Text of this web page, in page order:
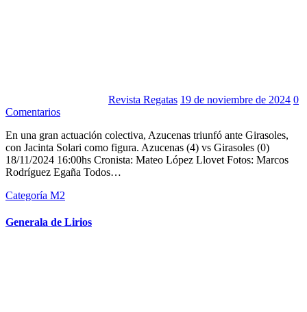
Revista Regatas 19 de noviembre de 2024 0
Comentarios
En una gran actuación colectiva, Azucenas triunfó ante Girasoles,
con Jacinta Solari como figura. Azucenas (4) vs Girasoles (0)
18/11/2024 16:00hs Cronista: Mateo López Llovet Fotos: Marcos
Rodríguez Egaña Todos…
Categoría M2
Generala de Lirios